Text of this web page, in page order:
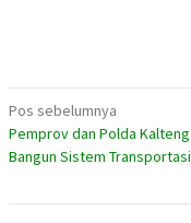
Navigasi
pos
Pos sebelumnya
Pemprov dan Polda
Bangun Sistem